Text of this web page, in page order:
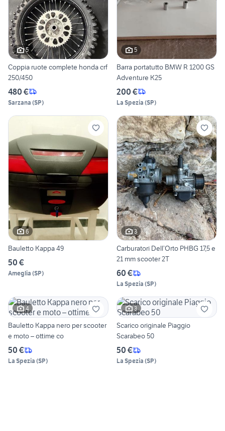
5
Coppia ruote complete honda crf
250/450
480 €
Sarzana (SP)
5
Barra portatutto BMW R 1200 GS
Adventure K25
200 €
La Spezia (SP)
6
Bauletto Kappa 49
50 €
Ameglia (SP)
3
Carburatori Dell’Orto PHBG 17,5 e
21 mm scooter 2T
60 €
La Spezia (SP)
4
Bauletto Kappa nero per scooter
e moto – ottime co
50 €
La Spezia (SP)
3
Scarico originale Piaggio
Scarabeo 50
50 €
La Spezia (SP)